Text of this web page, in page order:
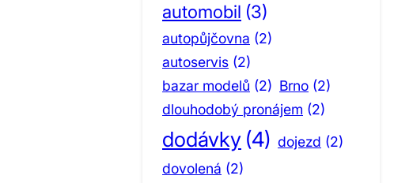
automobil (3)
autopůjčovna (2)
autoservis (2)
bazar modelů (2) Brno (2)
dlouhodobý pronájem (2)
dodávky (4) dojezd (2)
dovolená (2)